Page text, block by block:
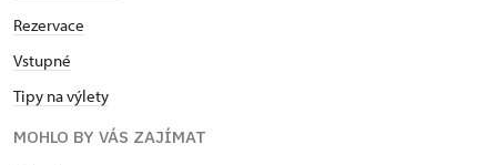
Rezervace
Vstupné
Tipy na výlety
MOHLO BY VÁS ZAJÍMAT